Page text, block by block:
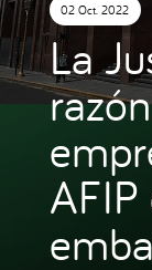
02 Oct. 2022
La
AFIP